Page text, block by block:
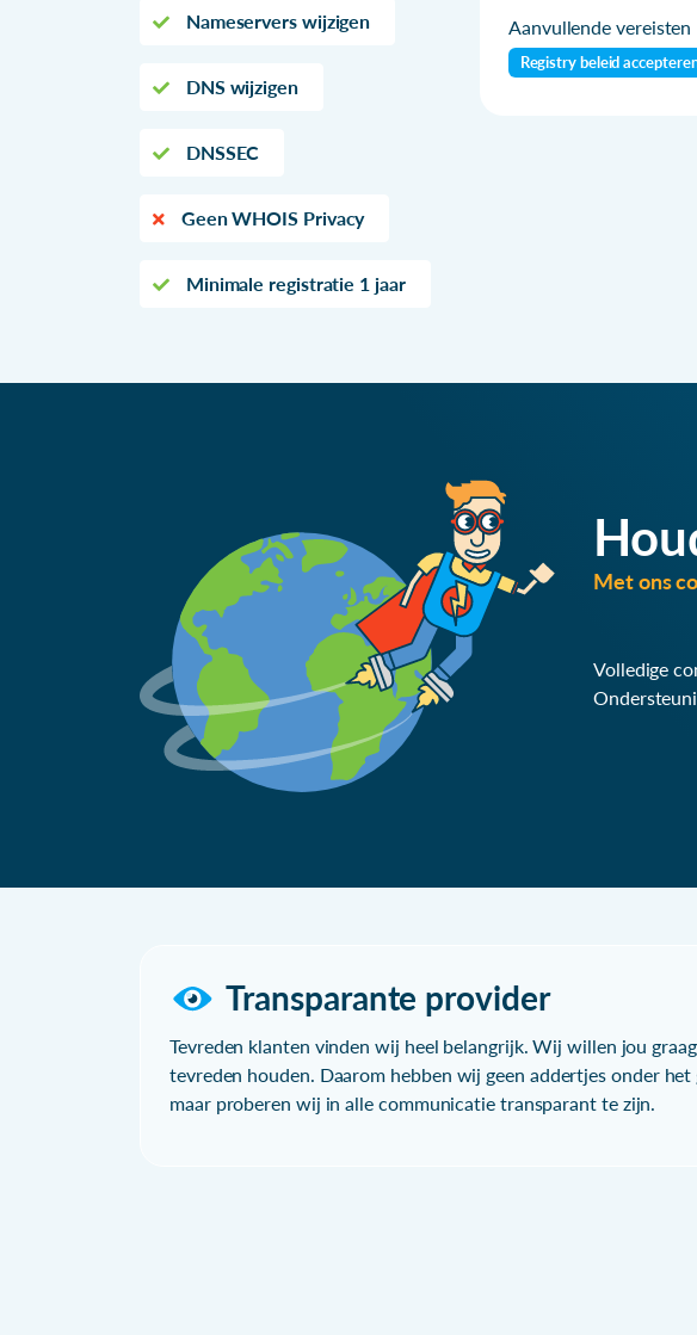
Nameservers wijzigen
DNS wijzigen
DNSSEC
Geen WHOIS Privacy
Minimale registratie 1 jaar
Aanvullende vereisten
Registry beleid
Met ons
Volledige
Transparante provider
Tevreden klanten vinden wij heel belangrijk. Wij willen jou graag
tevreden houden. Daarom hebben wij geen addertjes onder het
maar proberen wij in alle communicatie transparant te zijn.